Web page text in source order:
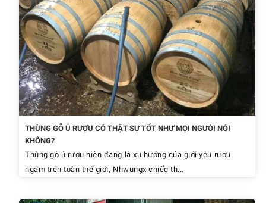
THÙNG GỖ Ủ RƯỢU CÓ THẬT SỰ TỐT NHƯ MỌI NGƯỜI NÓI
KHÔNG?
Thùng gỗ ủ rượu hiện đang là xu hướng của giới yêu rượu
ngâm trên toàn thế giới, Nhwungx chiếc th...